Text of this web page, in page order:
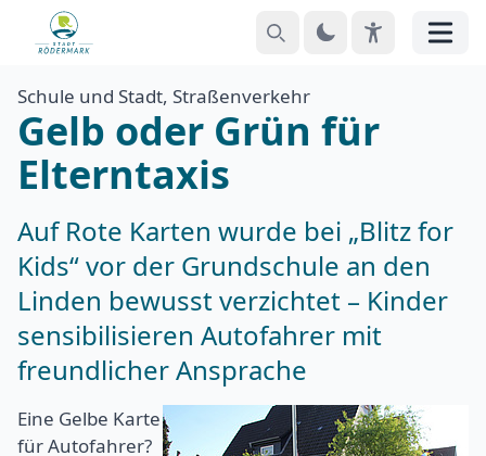
SuchenThemeEyeAbleMenü
Schule und Stadt, Straßenverkehr
Gelb oder Grün für
Elterntaxis
Auf Rote Karten wurde bei „Blitz for
Kids“ vor der Grundschule an den
Linden bewusst verzichtet – Kinder
sensibilisieren Autofahrer mit
freundlicher Ansprache
Eine Gelbe Karte
für Autofahrer?